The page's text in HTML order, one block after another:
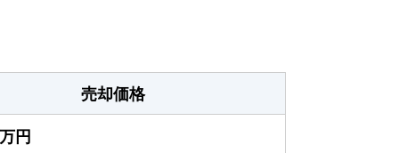
売却価格
円